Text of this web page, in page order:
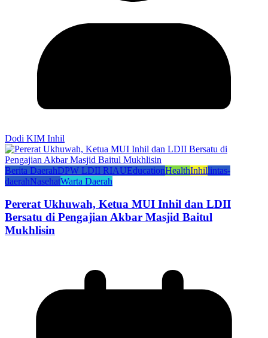
Dodi KIM Inhil
Berita DaerahDPW LDII RIAUEducationHealthInhillintas-
daerahNasehatWarta Daerah
Pererat Ukhuwah, Ketua MUI Inhil dan LDII
Bersatu di Pengajian Akbar Masjid Baitul
Mukhlisin